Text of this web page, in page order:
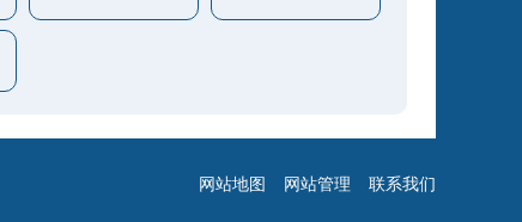
网站地图 网站管理 联系我们